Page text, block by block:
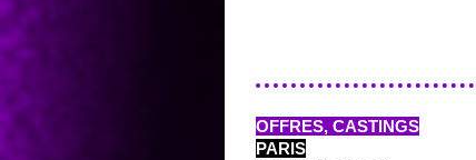
OFFRES, CASTINGS
PARIS